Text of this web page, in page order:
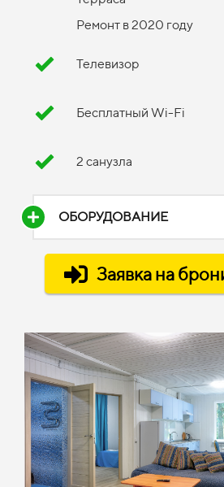
Ремонт в 2020 году
Телевизор
Бесплатный Wi-Fi
2 санузла
ОБОРУДОВАНИЕ
Заявка на